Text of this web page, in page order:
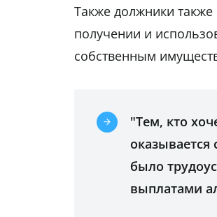
Также должники
получении и
собственным
"Тем, кто
оказывается
было
выплатами